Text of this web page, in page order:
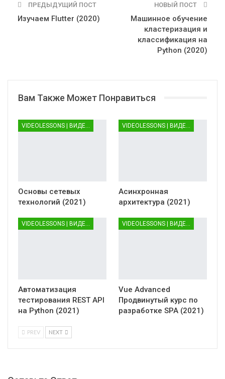
ПРЕДЫДУЩИЙ ПОСТ
Изучаем Flutter (2020)
НОВЫЙ ПОСТ
Машинное обучение
кластеризация и
классификация на
Python (2020)
Вам Также Может Понравиться
Основы сетевых
технологий (2021)
Асинхронная
архитектура (2021)
VIDEOLESSONS | ВИДЕОУРОКИ
Автоматизация
тестирования REST API
на Python (2021)
VIDEOLESSONS | ВИДЕОУРОКИ
Vue Advanced
Продвинутый курс по
разработке SPA (2021)
PREV NEXT